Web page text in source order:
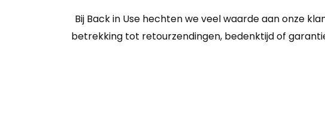
Bij Back in Use hechten we veel waarde aan onze
betrekking tot retourzendingen, bedenktijd of